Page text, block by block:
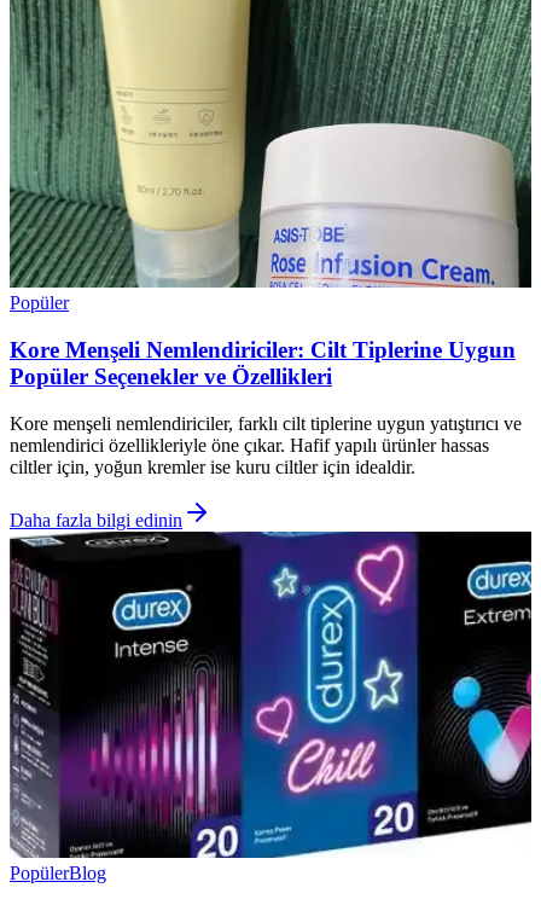
Popüler
Kore Menşeli Nemlendiriciler: Cilt Tiplerine Uygun
Popüler Seçenekler ve Özellikleri
Kore menşeli nemlendiriciler, farklı cilt tiplerine uygun yatıştırıcı ve
nemlendirici özellikleriyle öne çıkar. Hafif yapılı ürünler hassas
ciltler için, yoğun kremler ise kuru ciltler için idealdir.
Daha fazla bilgi edinin
PopülerBlog